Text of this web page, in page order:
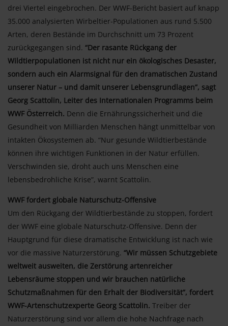
drei Viertel eingebrochen. Der WWF-Bericht basiert auf knapp
35.000 analysierten Wirbeltier-Populationen aus rund 5.500
Arten, deren Bestände im Durchschnitt um 73 Prozent
zurückgegangen sind. “Der rasante Rückgang der
Wildtierpopulationen ist nicht nur ein ökologisches Desaster,
sondern auch ein Alarmsignal für den dramatischen Zustand
unserer Natur – und damit unserer Lebensgrundlagen”, sagt
Georg Scattolin, Leiter des Internationalen Programms beim
WWF Österreich. Denn die Ernährungssicherheit und die
Gesundheit von Milliarden Menschen hängt unmittelbar von
intakten Ökosystemen ab. “Nur gesunde Wildtierbestände
können ihre wichtigen Funktionen in der Natur erfüllen.
Verschwinden sie, droht auch uns Menschen eine
lebensbedrohliche Krise”, warnt Scattolin.
WWF fordert globale Naturschutz-Offensive
Um den Rückgang der Wildtierbestände zu stoppen, fordert
der WWF eine globale Naturschutz-Offensive. Denn der
Hauptgrund für diese dramatische Entwicklung ist nach wie
vor die massive Naturzerstörung. “Wir müssen Schutzgebiete
weltweit ausweiten, die Zerstörung artenreicher
Lebensräume stoppen und wir brauchen natürliche
Schutzmaßnahmen für den Erhalt der Biodiversität”, fordert
WWF-Artenschutzexperte Georg Scattolin. Treiber der
Naturzerstörung sind vor allem die hohe Nachfrage nach